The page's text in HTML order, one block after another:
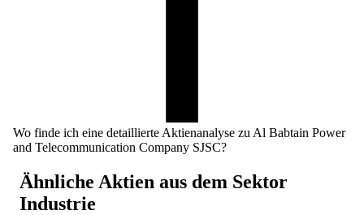
Wo finde ich eine detaillierte Aktienanalyse zu Al Babtain Power
and Telecommunication Company SJSC?
Ähnliche Aktien aus dem Sektor
Industrie